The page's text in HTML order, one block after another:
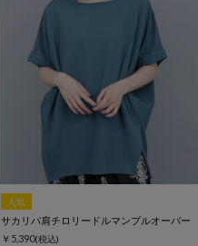
人気
サカリバ肩チロリードルマンプルオーバー
￥5,390(税込)